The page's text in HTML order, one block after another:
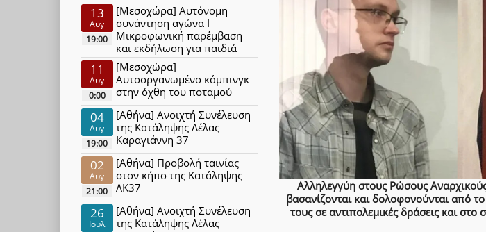
Αλληλεγγύη στους Ρώσους
βασανίζονται και δολοφονούνται από
τους σε αντιπολεμικές δράσεις και
13
Αυγ
19:00
[Μεσοχώρα] Αυτόνομη
συνάντηση αγώνα Ι
Μικροφωνική παρέμβαση
και εκδήλωση για παιδιά
11
Αυγ
0:00
[Μεσοχώρα]
Αυτοοργανωμένο κάμπινγκ
στην όχθη του ποταμού
04
Αυγ
19:00
[Αθήνα] Ανοιχτή Συνέλευση
της Κατάληψης Λέλας
Καραγιάννη 37
02
Αυγ
21:00
[Αθήνα] Προβολή ταινίας
στον κήπο της Κατάληψης
ΛΚ37
26
Ιουλ
[Αθήνα] Ανοιχτή Συνέλευση
της Κατάληψης Λέλας